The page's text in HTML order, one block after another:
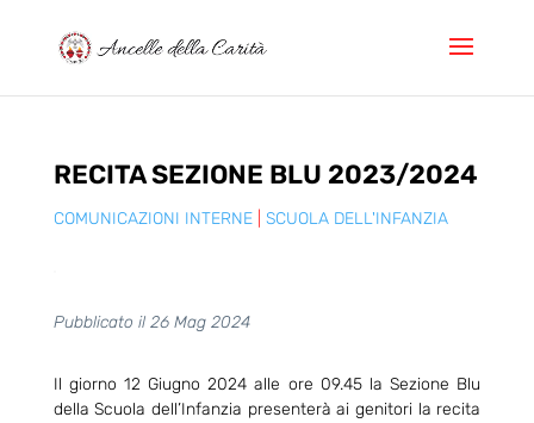
RECITA SEZIONE BLU 2023/2024
COMUNICAZIONI INTERNE| SCUOLA DELL'INFANZIA
Pubblicato il 26 Mag 2024
Il giorno 12 Giugno 2024 alle ore 09.45 la Sezione Blu
della Scuola dell’Infanzia presenterà ai genitori la recita